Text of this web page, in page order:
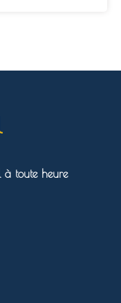
à toute heure